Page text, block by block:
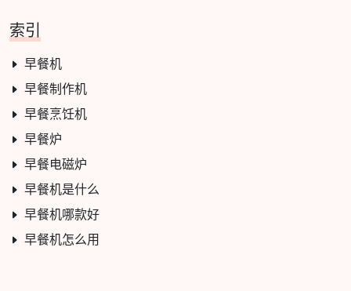
索引
早餐机
早餐制作机
早餐烹饪机
早餐炉
早餐电磁炉
早餐机是什么
早餐机哪款好
早餐机怎么用